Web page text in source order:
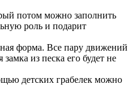
потом можно заполнить
роль и подарит
форма. Все пару движений
из песка его будет не
детских грабелек можно